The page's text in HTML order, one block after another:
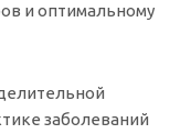
и оптимальному
заболеваний